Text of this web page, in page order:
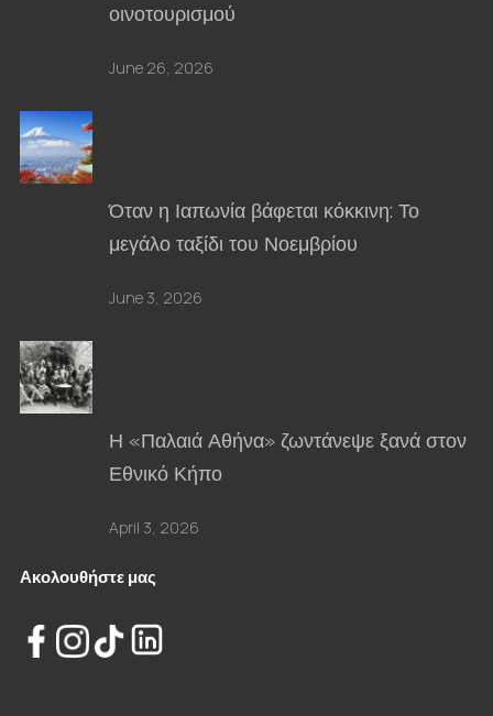
οινοτουρισμού
June 26, 2026
Όταν η Ιαπωνία βάφεται κόκκινη: Το
μεγάλο ταξίδι του Νοεμβρίου
June 3, 2026
Η «Παλαιά Αθήνα» ζωντάνεψε ξανά στον
Εθνικό Κήπο
April 3, 2026
Ακολουθήστε μας